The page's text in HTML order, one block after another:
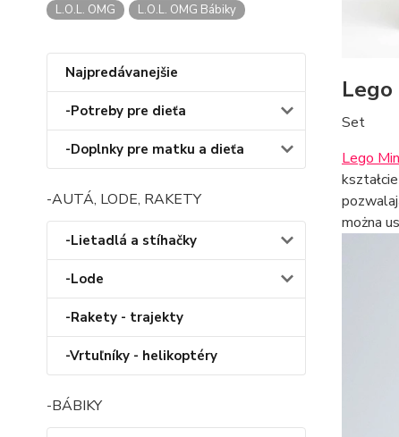
L.O.L. OMG
L.O.L. OMG Bábiky
Najpredávanejšie
-Potreby pre dieťa
-Doplnky pre matku a dieťa
-AUTÁ, LODE, RAKETY
-Lietadlá a stíhačky
-Lode
-Rakety - trajekty
-Vrtuľníky - helikoptéry
-BÁBIKY
Set
Lego
można